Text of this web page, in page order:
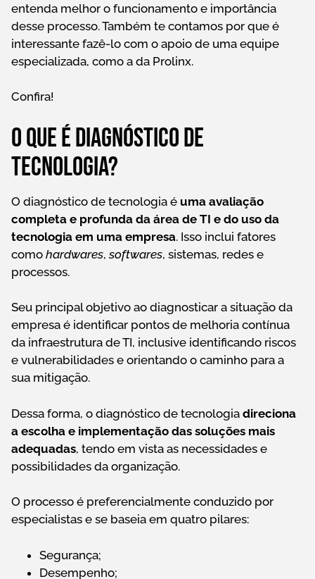
entenda melhor o funcionamento e importância
desse processo. Também te contamos por que é
interessante fazê-lo com o apoio de uma equipe
especializada, como a da Prolinx.
Confira!
O que é diagnóstico de
tecnologia?
O diagnóstico de tecnologia é uma avaliação
completa e profunda da área de TI e do uso da
tecnologia em uma empresa. Isso inclui fatores
como hardwares, softwares, sistemas, redes e
processos.
Seu principal objetivo ao diagnosticar a situação da
empresa é identificar pontos de melhoria contínua
da infraestrutura de TI, inclusive identificando riscos
e vulnerabilidades e orientando o caminho para a
sua mitigação.
Dessa forma, o diagnóstico de tecnologia direciona
a escolha e implementação das soluções mais
adequadas, tendo em vista as necessidades e
possibilidades da organização.
O processo é preferencialmente conduzido por
especialistas e se baseia em quatro pilares:
Segurança;
Desempenho;